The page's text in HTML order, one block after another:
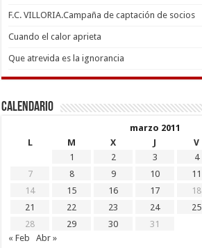
F.C. VILLORIA.Campaña de captación de socios
Cuando el calor aprieta
Que atrevida es la ignorancia
Calendario
marzo 2011
L
M X J V
1
2 3 4
7
8 9 10 11
14
15 16 17 18
21
22 23 24 25
28
29 30
31
« Feb
Abr »